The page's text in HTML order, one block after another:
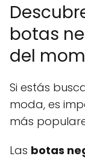
botas
del
Si estás
moda, es
más
Las botas